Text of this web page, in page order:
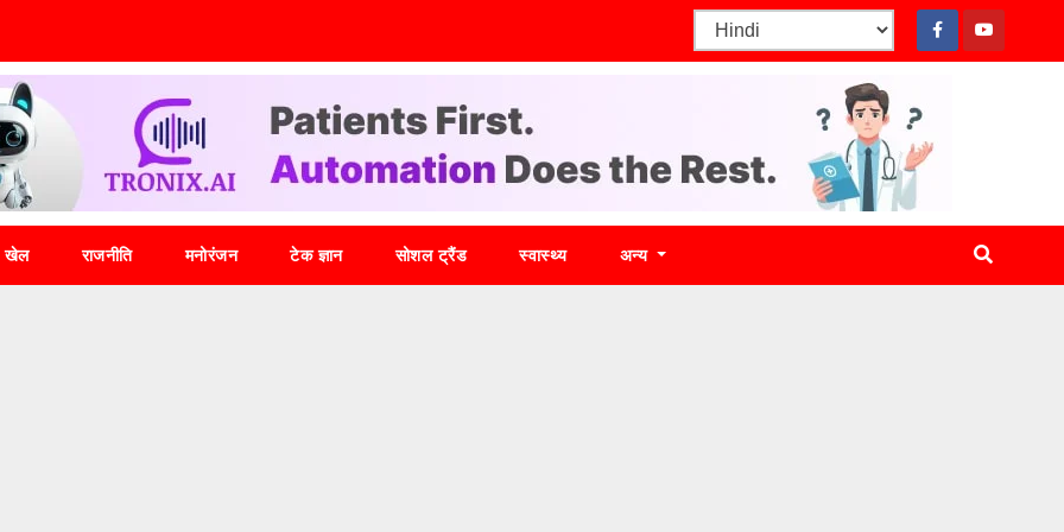
खेल राजनीति मनोरंजन टेक ज्ञान सोशल ट्रैंड स्वास्थ्य अन्य